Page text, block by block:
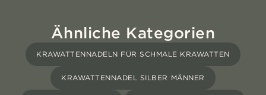
Ähnliche Kategorien
KRAWATTENNADELN FÜR SCHMALE KRAWATTEN
KRAWATTENNADEL SILBER MÄNNER